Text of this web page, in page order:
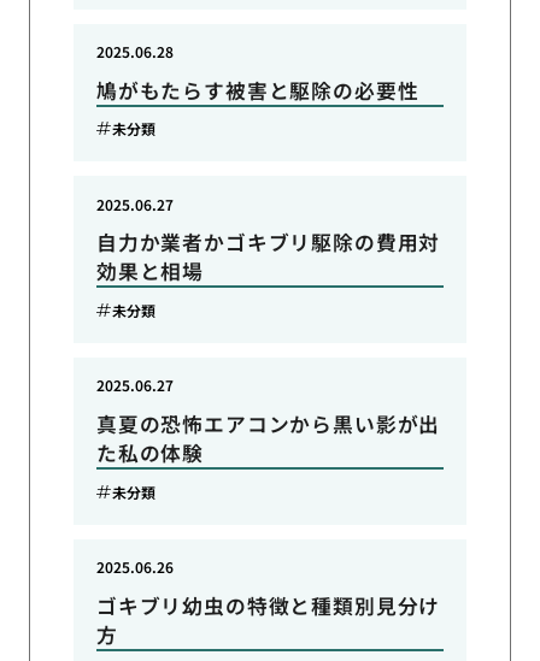
鳩がもたらす被害と駆除の必要性
2025.06.28
未分類
自力か業者かゴキブリ駆除の費用対
効果と相場
2025.06.27
未分類
真夏の恐怖エアコンから黒い影が出
た私の体験
2025.06.27
未分類
ゴキブリ幼虫の特徴と種類別見分け
方
2025.06.26